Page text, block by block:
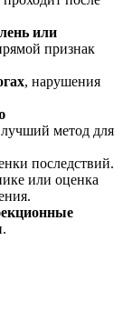
или
признак
, нарушения
метод для
последствий.
или оценка